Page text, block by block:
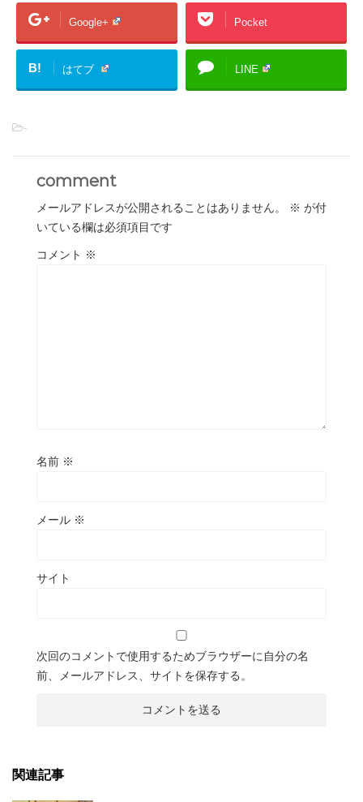
Google+ Pocket
B! はてブ LINE
-
comment
メールアドレスが公開されることはありません。 ※ が付
いている欄は必須項目です
コメント ※
名前 ※
メール ※
サイト
次回のコメントで使用するためブラウザーに自分の名
前、メールアドレス、サイトを保存する。
関連記事